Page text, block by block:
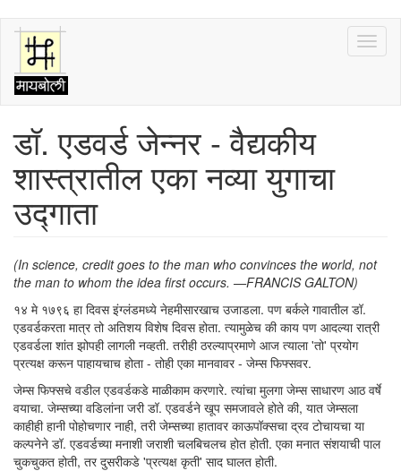
Skip
main
content
डॉ. एडवर्ड जेन्नर - वैद्यकीय
शास्त्रातील एका नव्या युगाचा
उद्गाता
(In science, credit goes to the man who convinces the world, not
the man to whom the idea first occurs. —FRANCIS GALTON)
१४ मे १७९६ हा दिवस इंग्लंडमध्ये नेहमीसारखाच उजाडला. पण बर्कले गावातील डॉ.
एडवर्डकरता मात्र तो अतिशय विशेष दिवस होता. त्यामुळेच की काय पण आदल्या रात्री
एडवर्डला शांत झोपही लागली नव्हती. तरीही ठरल्याप्रमाणे आज त्याला 'तो' प्रयोग
प्रत्यक्ष करून पाहायचाच होता - तोही एका मानवावर - जेम्स फिफ्सवर.
जेम्स फिफ्सचे वडील एडवर्डकडे माळीकाम करणारे. त्यांचा मुलगा जेम्स साधारण आठ वर्षे
वयाचा. जेम्सच्या वडिलांना जरी डॉ. एडवर्डने खूप समजावले होते की, यात जेम्सला
काहीही हानी पोहोचणार नाही, तरी जेम्सच्या हातावर काऊपॉक्सचा द्रव टोचायचा या
कल्पनेने डॉ. एडवर्डच्या मनाशी जराशी चलबिचलच होत होती. एका मनात संशयाची पाल
चुकचुकत होती, तर दुसरीकडे 'प्रत्यक्ष कृती' साद घालत होती.